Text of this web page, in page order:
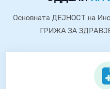
Основната ДЕЈНОСТ на
ГРИЖА ЗА